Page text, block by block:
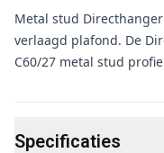
Metal stud
verlaagd plafond. De
C60/27 metal stud
Specificaties